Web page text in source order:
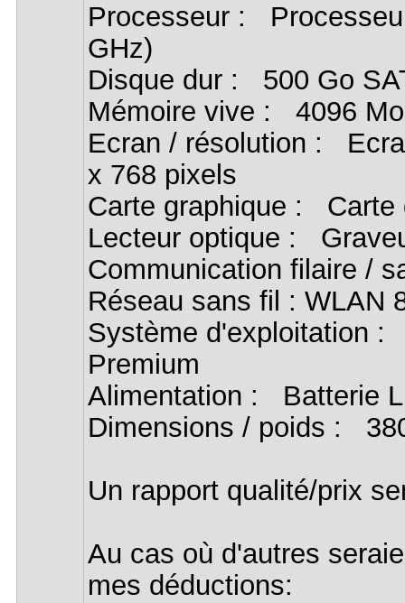
Processeur :
GHz)
Disque dur : 500 Go
Mémoire vive : 4096
Ecran / résolution :
x 768 pixels
Carte graphique : Carte
Lecteur optique :
Communication filaire /
Réseau sans fil : WLAN
Système d'exploitation :
Premium
Alimentation : Batterie
Dimensions / poids :
Un rapport qualité/prix
Au cas où d'autres
mes déductions: